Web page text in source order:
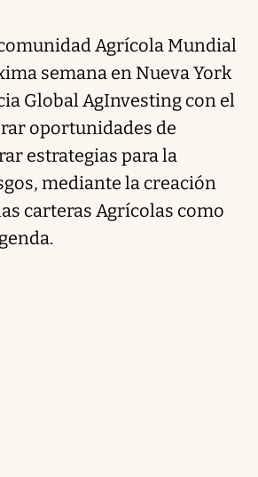
Agrícola Mundial
semana en Nueva York
Global AgInvesting con el
oportunidades de
estrategias para la
mediante la creación
carteras Agrícolas como